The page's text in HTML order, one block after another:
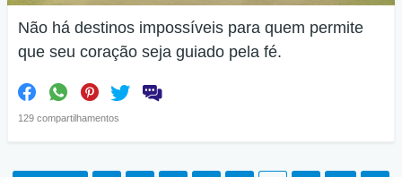
Não há destinos impossíveis para quem permite
que seu coração seja guiado pela fé.
129 compartilhamentos